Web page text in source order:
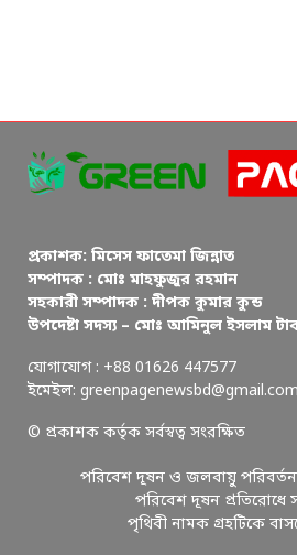
প্রকাশক: মিসেস ফাতেমা জিন্নাত
সম্পাদক : মোঃ মাহফুজুর রহমান
সহকারী সম্পাদক : দীপক কুমার কুন্ড
উপদেষ্টা সদস্য – মোঃ আমিনুল ইসলাম
যোগাযোগ : +88 01626 447577
ইমেইল: greenpagenewsbd@gmail.com
© প্রকাশক কর্তৃক সর্বস্বত্ব সংরক্ষিত
পরিবেশ দূষন ও জলবায়ু
পরিবেশ দূষন প্রতিরোধে
পৃথিবী নামক গ্রহটিকে